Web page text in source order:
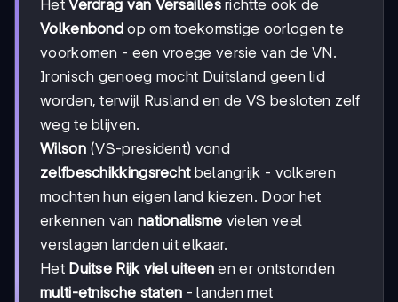
HetVerdrag van Versaillesrichtte ook de
Volkenbond op om toekomstige oorlogen te
voorkomen - een vroege versie van de VN.
Ironisch genoeg mocht Duitsland geen lid
worden, terwijl Rusland en de VS besloten zelf
weg te blijven.
Wilson(VS-president) vond
zelfbeschikkingsrechtbelangrijk - volkeren
mochten hun eigen land kiezen. Door het
erkennen van nationalisme vielen veel
verslagen landen uit elkaar.
Het Duitse Rijk viel uiteen en er ontstonden
multi-etnische staten - landen met